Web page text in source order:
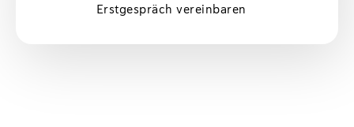
Erstgespräch vereinbaren